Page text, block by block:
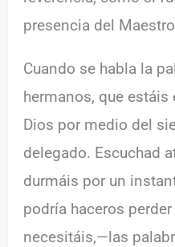
presencia del
Cuando se habla la
hermanos, que
Dios por medio del
delegado. Escuchad
durmáis por un
podría haceros
necesitáis,—las